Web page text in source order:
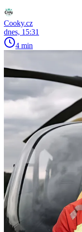
Cooky.cz
dnes, 15:31
4 min